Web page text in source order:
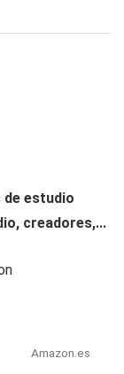
de estudio
creadores,...
Amazon.es